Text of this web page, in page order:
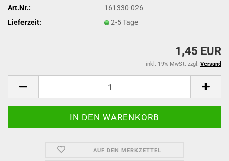
Art.Nr.:
161330-026
Lieferzeit:
2-5 Tage
1,45 EUR
inkl. 19% MwSt. zzgl. Versand
AUF DEN MERKZETTEL